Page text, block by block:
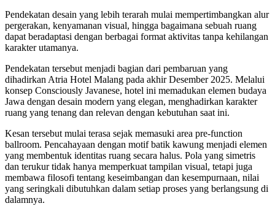
Pendekatan desain yang lebih terarah mulai mempertimbangkan alur
pergerakan, kenyamanan visual, hingga bagaimana sebuah ruang
dapat beradaptasi dengan berbagai format aktivitas tanpa kehilangan
karakter utamanya.
Pendekatan tersebut menjadi bagian dari pembaruan yang
dihadirkan Atria Hotel Malang pada akhir Desember 2025. Melalui
konsep Consciously Javanese, hotel ini memadukan elemen budaya
Jawa dengan desain modern yang elegan, menghadirkan karakter
ruang yang tenang dan relevan dengan kebutuhan saat ini.
Kesan tersebut mulai terasa sejak memasuki area pre-function
ballroom. Pencahayaan dengan motif batik kawung menjadi elemen
yang membentuk identitas ruang secara halus. Pola yang simetris
dan terukur tidak hanya memperkuat tampilan visual, tetapi juga
membawa filosofi tentang keseimbangan dan kesempurnaan, nilai
yang seringkali dibutuhkan dalam setiap proses yang berlangsung di
dalamnya.